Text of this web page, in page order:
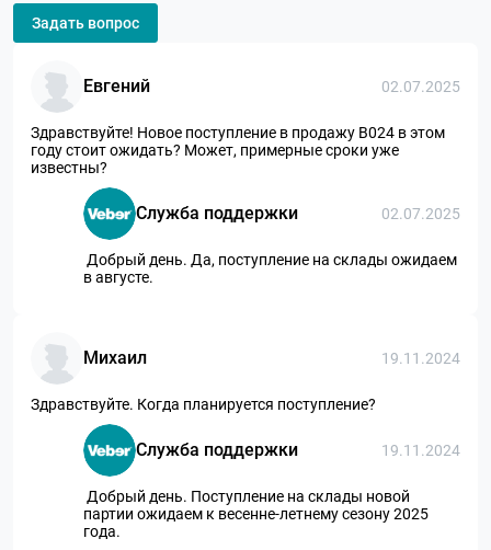
Задать вопрос
Евгений 02.07.2025
Здравствуйте! Новое поступление в продажу В024 в этом
году стоит ожидать? Может, примерные сроки уже
известны?
Служба поддержки 02.07.2025
Добрый день. Да, поступление на склады ожидаем
в августе.
Михаил 19.11.2024
Здравствуйте. Когда планируется поступление?
Служба поддержки 19.11.2024
Добрый день. Поступление на склады новой
партии ожидаем к весенне-летнему сезону 2025
года.